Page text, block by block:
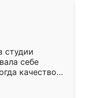
студии
себе
качеством
уже почти